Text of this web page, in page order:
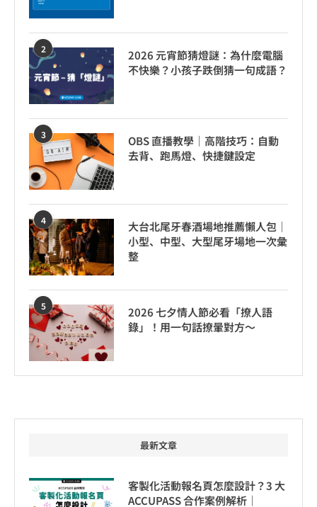
2
2026 元宵節猜燈謎：為什麼電腦
不快樂？小孩子跌倒猜一句成語？
3
OBS 直播教學｜高階技巧：自動
去背、跑馬燈、快捷鍵設定
4
大台北尾牙春酒場地推薦懶人包｜
小型、中型、大型尾牙場地一次彙
整
5
2026 七夕情人節必看「撩人語
錄」！用一句話撩暈對方～
最新文章
客製化活動報名頁怎麼設計？3 大
ACCUPASS 合作案例解析｜